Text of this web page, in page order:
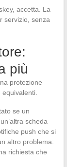
accetta. La
servizio, senza
più
protezione
equivalenti.
se un
scheda
push che si
altro problema:
richiesta che